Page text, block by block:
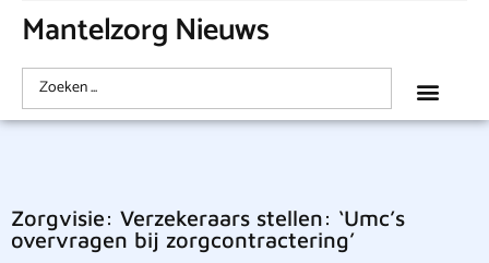
Mantelzorg Nieuws
Zorgvisie: Verzekeraars stellen: ‘Umc’s
overvragen bij zorgcontractering’